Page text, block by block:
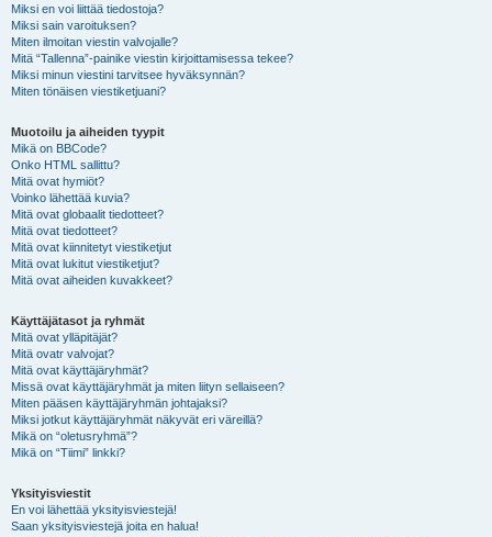
Miksi en voi liittää tiedostoja?
Miksi sain varoituksen?
Miten ilmoitan viestin valvojalle?
Mitä “Tallenna”-painike viestin kirjoittamisessa tekee?
Miksi minun viestini tarvitsee hyväksynnän?
Miten tönäisen viestiketjuani?
Muotoilu ja aiheiden tyypit
Mikä on BBCode?
Onko HTML sallittu?
Mitä ovat hymiöt?
Voinko lähettää kuvia?
Mitä ovat globaalit tiedotteet?
Mitä ovat tiedotteet?
Mitä ovat kiinnitetyt viestiketjut
Mitä ovat lukitut viestiketjut?
Mitä ovat aiheiden kuvakkeet?
Käyttäjätasot ja ryhmät
Mitä ovat ylläpitäjät?
Mitä ovatr valvojat?
Mitä ovat käyttäjäryhmät?
Missä ovat käyttäjäryhmät ja miten liityn sellaiseen?
Miten pääsen käyttäjäryhmän johtajaksi?
Miksi jotkut käyttäjäryhmät näkyvät eri väreillä?
Mikä on “oletusryhmä”?
Mikä on “Tiimi” linkki?
Yksityisviestit
En voi lähettää yksityisviestejä!
Saan yksityisviestejä joita en halua!